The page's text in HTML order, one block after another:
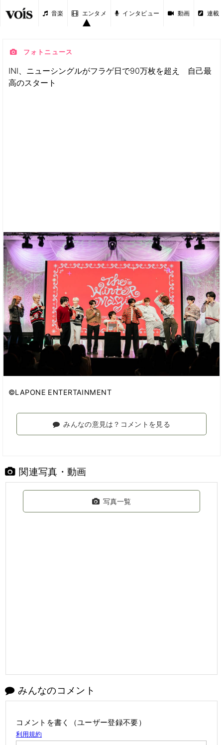
音楽 エンタメ インタビュー 動画 連載
フォトニュース
INI、ニューシングルがフラゲ日で90万枚を超え 自己最
高のスタート
©LAPONE ENTERTAINMENT
みんなの意見は？コメントを見る
関連写真・動画
写真一覧
みんなのコメント
コメントを書く（ユーザー登録不要）